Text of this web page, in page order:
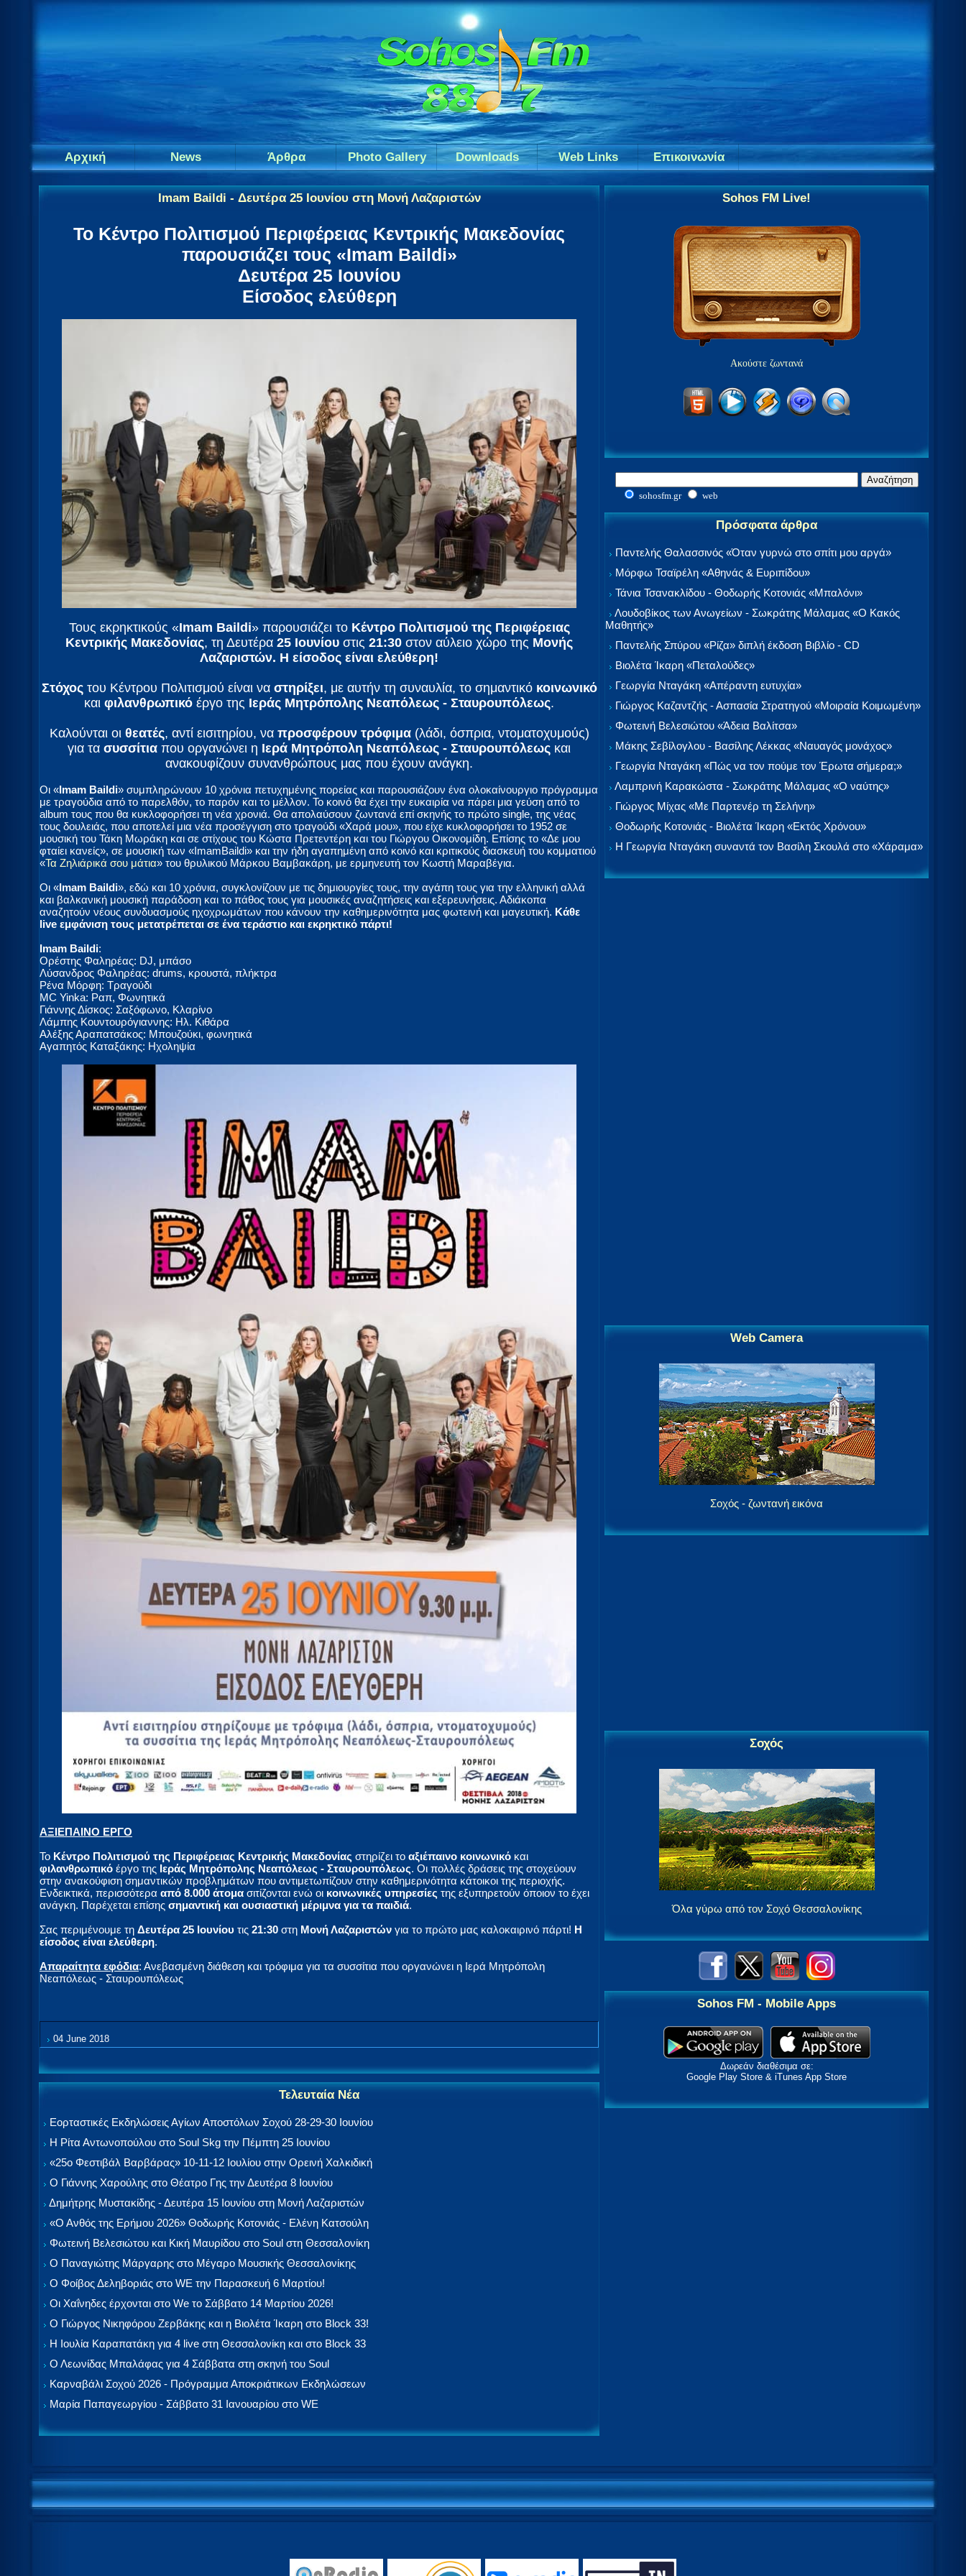
Αρχική News Άρθρα Photo Gallery Downloads Web Links Επικοινωνία
Imam Baildi - Δευτέρα 25 Ιουνίου στη Μονή Λαζαριστών
To Κέντρο Πολιτισμού Περιφέρειας Κεντρικής Μακεδονίας
παρουσιάζει τους «Imam Baildi»
Δευτέρα 25 Ιουνίου
Είσοδος ελεύθερη
Τους εκρηκτικούς «Imam Baildi» παρουσιάζει το Κέντρο Πολιτισμού της Περιφέρειας
Κεντρικής Μακεδονίας, τη Δευτέρα 25 Ιουνίου στις 21:30 στον αύλειο χώρο της Μονής
Λαζαριστών. Η είσοδος είναι ελεύθερη!
Στόχοςτου Κέντρου Πολιτισμού είναι να στηρίξει, με αυτήν τη συναυλία, το σημαντικό κοινωνικό
και φιλανθρωπικό έργο της Ιεράς Μητρόπολης Νεαπόλεως - Σταυρουπόλεως.
Καλούνται οι θεατές, αντί εισιτηρίου, να προσφέρουν τρόφιμα(λάδι, όσπρια, ντοματοχυμούς)
για τα συσσίτια που οργανώνει η Ιερά Μητρόπολη Νεαπόλεως - Σταυρουπόλεως και
ανακουφίζουν συνανθρώπους μας που έχουν ανάγκη.
Οι «Imam Baildi» συμπληρώνουν 10 χρόνια πετυχημένης πορείας και παρουσιάζουν ένα ολοκαίνουργιο πρόγραμμα
με τραγούδια από το παρελθόν, το παρόν και το μέλλον. Το κοινό θα έχει την ευκαιρία να πάρει μια γεύση από το
album τους που θα κυκλοφορήσει τη νέα χρονιά. Θα απολαύσουν ζωντανά επί σκηνής το πρώτο single, της νέας
τους δουλειάς, που αποτελεί μια νέα προσέγγιση στο τραγούδι «Χαρά μου», που είχε κυκλοφορήσει το 1952 σε
μουσική του Τάκη Μωράκη και σε στίχους του Κώστα Πρετεντέρη και του Γιώργου Οικονομίδη. Επίσης το «Δε μου
φταίει κανείς», σε μουσική των «ImamBaildi» και την ήδη αγαπημένη από κοινό και κριτικούς διασκευή του κομματιού
«Τα Ζηλιάρικά σου μάτια» του θρυλικού Μάρκου Βαμβακάρη, με ερμηνευτή τον Κωστή Μαραβέγια.
Οι «Imam Baildi», εδώ και 10 χρόνια, συγκλονίζουν με τις δημιουργίες τους, την αγάπη τους για την ελληνική αλλά
και βαλκανική μουσική παράδοση και το πάθος τους για μουσικές αναζητήσεις και εξερευνήσεις. Αδιάκοπα
αναζητούν νέους συνδυασμούς ηχοχρωμάτων που κάνουν την καθημερινότητα μας φωτεινή και μαγευτική. Κάθε
live εμφάνιση τους μετατρέπεται σε ένα τεράστιο και εκρηκτικό πάρτι!
Imam Baildi:
Ορέστης Φαληρέας: DJ, μπάσο
Λύσανδρος Φαληρέας: drums, κρουστά, πλήκτρα
Ρένα Μόρφη: Τραγούδι
MC Yinka: Ραπ, Φωνητικά
Γιάννης Δίσκος: Σαξόφωνο, Κλαρίνο
Λάμπης Κουντουρόγιαννης: Ηλ. Κιθάρα
Αλέξης Αραπατσάκος: Μπουζούκι, φωνητικά
Αγαπητός Καταξάκης: Ηχοληψία
ΑΞΙΕΠΑΙΝΟ ΕΡΓΟ
Το Κέντρο Πολιτισμού της Περιφέρειας Κεντρικής Μακεδονίας στηρίζει το αξιέπαινο κοινωνικό και
φιλανθρωπικό έργο της Ιεράς Μητρόπολης Νεαπόλεως - Σταυρουπόλεως. Οι πολλές δράσεις της στοχεύουν
στην ανακούφιση σημαντικών προβλημάτων που αντιμετωπίζουν στην καθημερινότητα κάτοικοι της περιοχής.
Ενδεικτικά, περισσότερα από 8.000 άτομα σιτίζονται ενώ οι κοινωνικές υπηρεσίες της εξυπηρετούν όποιον το έχει
ανάγκη. Παρέχεται επίσης σημαντική και ουσιαστική μέριμνα για τα παιδιά.
Σας περιμένουμε τη Δευτέρα 25 Ιουνίου τις 21:30 στη Μονή Λαζαριστών για το πρώτο μας καλοκαιρινό πάρτι! Η
είσοδος είναι ελεύθερη.
Απαραίτητα εφόδια: Ανεβασμένη διάθεση και τρόφιμα για τα συσσίτια που οργανώνει η Ιερά Μητρόπολη
Νεαπόλεως - Σταυρουπόλεως
04 June 2018
Τελευταία Νέα
Εορταστικές Εκδηλώσεις Αγίων Αποστόλων Σοχού 28-29-30 Ιουνίου
Η Ρίτα Αντωνοπούλου στο Soul Skg την Πέμπτη 25 Ιουνίου
«25ο Φεστιβάλ Βαρβάρας» 10-11-12 Ιουλίου στην Ορεινή Χαλκιδική
Ο Γιάννης Χαρούλης στο Θέατρο Γης την Δευτέρα 8 Ιουνίου
Δημήτρης Μυστακίδης - Δευτέρα 15 Ιουνίου στη Μονή Λαζαριστών
«Ο Ανθός της Ερήμου 2026» Θοδωρής Κοτονιάς - Ελένη Κατσούλη
Φωτεινή Βελεσιώτου και Κική Μαυρίδου στο Soul στη Θεσσαλονίκη
Ο Παναγιώτης Μάργαρης στο Μέγαρο Μουσικής Θεσσαλονίκης
Ο Φοίβος Δεληβοριάς στο WE την Παρασκευή 6 Μαρτίου!
Οι Χαΐνηδες έρχονται στο We το Σάββατο 14 Μαρτίου 2026!
Ο Γιώργος Νικηφόρου Ζερβάκης και η Βιολέτα Ίκαρη στο Block 33!
Η Ιουλία Καραπατάκη για 4 live στη Θεσσαλονίκη και στο Block 33
Ο Λεωνίδας Μπαλάφας για 4 Σάββατα στη σκηνή του Soul
Καρναβάλι Σοχού 2026 - Πρόγραμμα Αποκριάτικων Εκδηλώσεων
Μαρία Παπαγεωργίου - Σάββατο 31 Ιανουαρίου στο WE
Sohos FM Live!
Ακούστε ζωντανά
sohosfm.gr web
Πρόσφατα άρθρα
Παντελής Θαλασσινός «Όταν γυρνώ στο σπίτι μου αργά»
Μόρφω Τσαϊρέλη «Αθηνάς & Ευριπίδου»
Τάνια Τσανακλίδου - Θοδωρής Κοτονιάς «Μπαλόνι»
Λουδοβίκος των Ανωγείων - Σωκράτης Μάλαμας «Ο Κακός
Μαθητής»
Παντελής Σπύρου «Ρίζα» διπλή έκδοση Βιβλίο - CD
Βιολέτα Ίκαρη «Πεταλούδες»
Γεωργία Νταγάκη «Aπέραντη ευτυχία»
Γιώργος Καζαντζής - Ασπασία Στρατηγού «Μοιραία Κοιμωμένη»
Φωτεινή Βελεσιώτου «Άδεια Βαλίτσα»
Μάκης Σεβίλογλου - Βασίλης Λέκκας «Ναυαγός μονάχος»
Γεωργία Νταγάκη «Πώς να τον πούμε τον Έρωτα σήμερα;»
Λαμπρινή Καρακώστα - Σωκράτης Μάλαμας «Ο ναύτης»
Γιώργος Μίχας «Με Παρτενέρ τη Σελήνη»
Θοδωρής Κοτονιάς - Βιολέτα Ίκαρη «Εκτός Χρόνου»
Η Γεωργία Νταγάκη συναντά τον Βασίλη Σκουλά στο «Χάραμα»
Web Camera
Σοχός - ζωντανή εικόνα
Σοχός
Όλα γύρω από τον Σοχό Θεσσαλονίκης
Sohos FM - Mobile Apps
Δωρεάν διαθέσιμα σε:
Google Play Store & iTunes App Store